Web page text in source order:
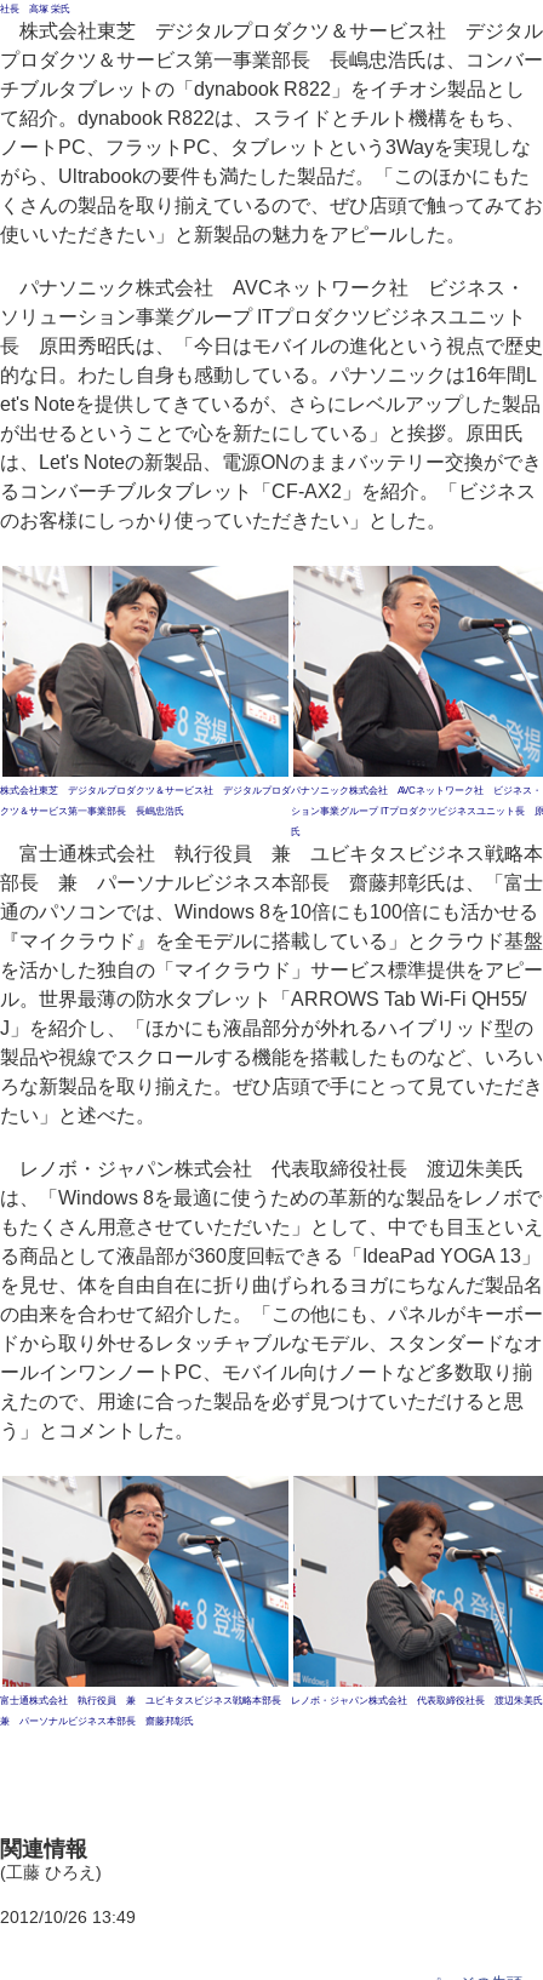
社長 高塚 栄氏
株式会社東芝 デジタルプロダクツ＆サービス社 デジタル
プロダクツ＆サービス第一事業部長 長嶋忠浩氏は、コンバー
チブルタブレットの「dynabook R822」をイチオシ製品とし
て紹介。dynabook R822は、スライドとチルト機構をもち、
ノートPC、フラットPC、タブレットという3Wayを実現しな
がら、Ultrabookの要件も満たした製品だ。「このほかにもた
くさんの製品を取り揃えているので、ぜひ店頭で触ってみてお
使いいただきたい」と新製品の魅力をアピールした。
パナソニック株式会社 AVCネットワーク社 ビジネス・
ソリューション事業グループ ITプロダクツビジネスユニット
長 原田秀昭氏は、「今日はモバイルの進化という視点で歴史
的な日。わたし自身も感動している。パナソニックは16年間L
et's Noteを提供してきているが、さらにレベルアップした製品
が出せるということで心を新たにしている」と挨拶。原田氏
は、Let's Noteの新製品、電源ONのままバッテリー交換ができ
るコンバーチブルタブレット「CF-AX2」を紹介。「ビジネス
のお客様にしっかり使っていただきたい」とした。
株式会社東芝 デジタルプロダクツ＆サービス社 デジタルプロダ
クツ＆サービス第一事業部長 長嶋忠浩氏
パナソニック株式会社 AVCネットワーク社 ビジネス・
ション事業グループ ITプロダクツビジネスユニット長
氏
富士通株式会社 執行役員 兼 ユビキタスビジネス戦略本
部長 兼 パーソナルビジネス本部長 齋藤邦彰氏は、「富士
通のパソコンでは、Windows 8を10倍にも100倍にも活かせる
『マイクラウド』を全モデルに搭載している」とクラウド基盤
を活かした独自の「マイクラウド」サービス標準提供をアピー
ル。世界最薄の防水タブレット「ARROWS Tab Wi-Fi QH55/
J」を紹介し、「ほかにも液晶部分が外れるハイブリッド型の
製品や視線でスクロールする機能を搭載したものなど、いろい
ろな新製品を取り揃えた。ぜひ店頭で手にとって見ていただき
たい」と述べた。
レノボ・ジャパン株式会社 代表取締役社長 渡辺朱美氏
は、「Windows 8を最適に使うための革新的な製品をレノボで
もたくさん用意させていただいた」として、中でも目玉といえ
る商品として液晶部が360度回転できる「IdeaPad YOGA 13」
を見せ、体を自由自在に折り曲げられるヨガにちなんだ製品名
の由来を合わせて紹介した。「この他にも、パネルがキーボー
ドから取り外せるレタッチャブルなモデル、スタンダードなオ
ールインワンノートPC、モバイル向けノートなど多数取り揃
えたので、用途に合った製品を必ず見つけていただけると思
う」とコメントした。
富士通株式会社 執行役員 兼 ユビキタスビジネス戦略本部長
兼 パーソナルビジネス本部長 齋藤邦彰氏
レノボ・ジャパン株式会社 代表取締役社長 渡辺朱美氏
関連情報
(工藤 ひろえ)
2012/10/26 13:49